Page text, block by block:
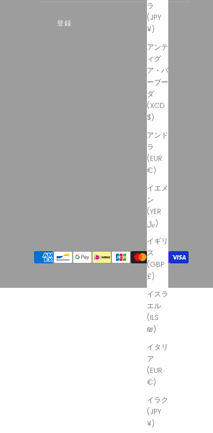
ラ
(JPY
¥)
アンテ
ィグ
ア・バ
ーブー
ダ
(XCD
$)
アンド
ラ
(EUR
€)
イエメ
ン
(YER
﷼)
イギリ
ス
(GBP
£)
イスラ
エル
(ILS
₪)
イタリ
ア
(EUR
€)
イラク
(JPY
¥)
登録